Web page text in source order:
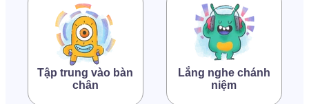
Tập trung vào bàn
chân
Lắng nghe chánh
niệm